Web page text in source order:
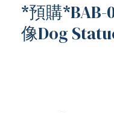
*預購*BAB-
像Dog
含日本